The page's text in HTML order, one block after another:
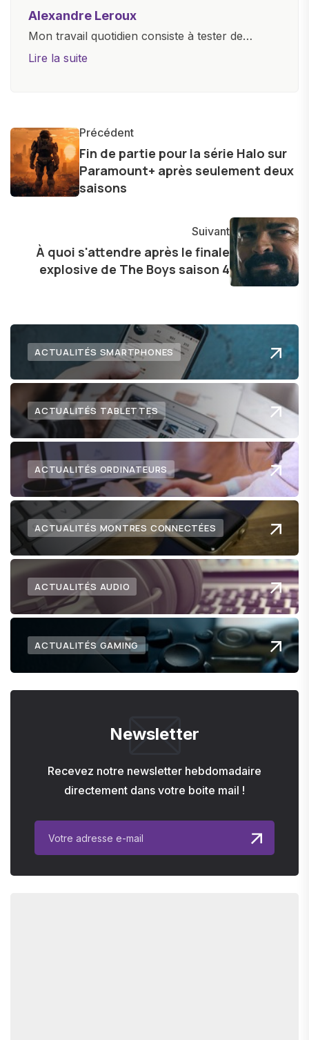
Alexandre Leroux
Mon travail quotidien consiste à tester de
nouveaux appareils, à rédiger des critiques
informations précises et pertinentes pour aider
les consommateurs à comprendre et à naviguer
dans le paysage technologique en constante
évolution.
Lire la suite
Précédent
Fin de partie pour la série Halo sur
Paramount+ après seulement deux
saisons
Suivant
À quoi s'attendre après le finale
explosive de The Boys saison 4
ACTUALITÉS SMARTPHONES
ACTUALITÉS TABLETTES
ACTUALITÉS ORDINATEURS
ACTUALITÉS MONTRES CONNECTÉES
ACTUALITÉS AUDIO
ACTUALITÉS GAMING
Newsletter
Recevez notre newsletter hebdomadaire
directement dans votre boite mail !